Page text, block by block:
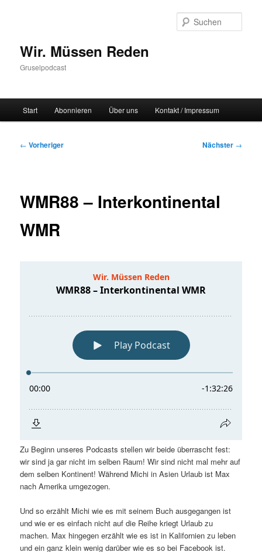
Wir. Müssen Reden
Gruselpodcast
Start Abonnieren Über uns Kontakt / Impressum
Beitragsnavigation
← Vorheriger Nächster →
WMR88 – Interkontinental
WMR
Zu Beginn unseres Podcasts stellen wir beide überrascht fest:
wir sind ja gar nicht im selben Raum! Wir sind nicht mal mehr auf
dem selben Kontinent! Während Michi in Asien Urlaub ist Max
nach Amerika umgezogen.
Und so erzählt Michi wie es mit seinem Buch ausgegangen ist
und wie er es einfach nicht auf die Reihe kriegt Urlaub zu
machen. Max hingegen erzählt wie es ist in Kalifornien zu leben
und ein ganz klein wenig darüber wie es so bei Facebook ist.